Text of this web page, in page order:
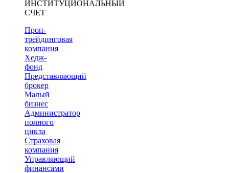
ИНСТИТУЦИОНАЛЬНЫЙ
СЧЕТ
Проп-
трейдинговая
компания
Хедж-
фонд
Представляющий
брокер
Малый
бизнес
Администратор
полного
цикла
Страховая
компания
Управляющий
финансами